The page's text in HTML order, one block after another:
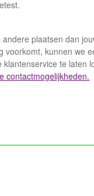
plaatsen dan
voorkomt, kunnen we
te laten
contactmogelijkheden.